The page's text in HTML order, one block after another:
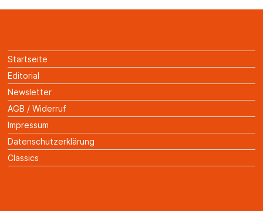
Startseite
Editorial
Newsletter
AGB / Widerruf
Impressum
Datenschutzerklärung
Classics